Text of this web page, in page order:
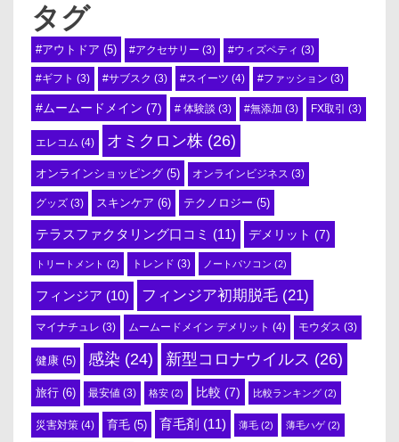
タグ
#アウトドア (5) #アクセサリー (3) #ウィズペティ (3)
#ギフト (3) #サブスク (3) #スイーツ (4) #ファッション (3)
#ムームードメイン (7) # 体験談 (3) #無添加 (3) FX取引 (3)
エレコム (4) オミクロン株 (26)
オンラインショッピング (5) オンラインビジネス (3)
グッズ (3) スキンケア (6) テクノロジー (5)
テラスファクタリング口コミ (11) デメリット (7)
トリートメント (2) トレンド (3) ノートパソコン (2)
フィンジア (10) フィンジア初期脱毛 (21)
マイナチュレ (3) ムームードメイン デメリット (4) モウダス (3)
健康 (5) 感染 (24) 新型コロナウイルス (26)
旅行 (6) 最安値 (3) 格安 (2) 比較 (7) 比較ランキング (2)
災害対策 (4) 育毛 (5) 育毛剤 (11) 薄毛 (2) 薄毛ハゲ(2)